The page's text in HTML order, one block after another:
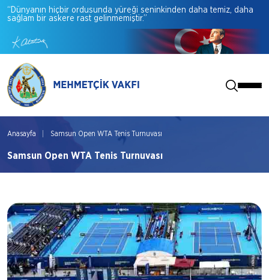
“Dünyanın hiçbir ordusunda yüreği seninkinden daha temiz, daha
sağlam bir askere rast gelinmemiştir.”
Anasayfa Samsun Open WTA Tenis Turnuvası
Samsun Open WTA Tenis Turnuvası